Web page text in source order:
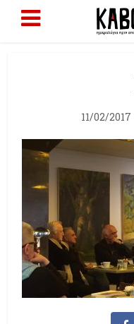
11/02/2017